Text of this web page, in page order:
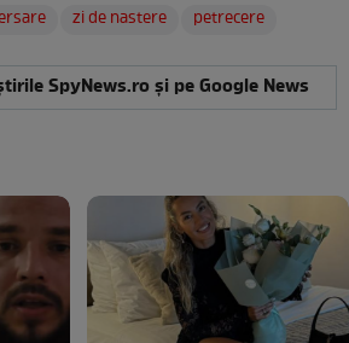
zi de nastere petrecere
SpyNews.ro și pe Google News